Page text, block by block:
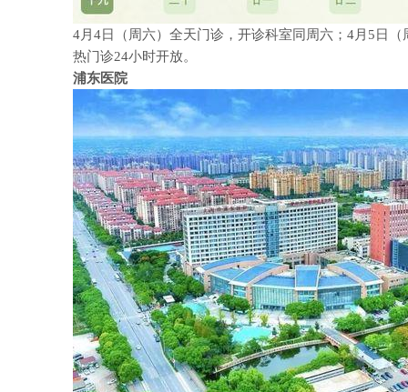
4月4日（周六）全天门诊，开诊科室同周六；4月5日
热门诊24小时开放。
浦东医院